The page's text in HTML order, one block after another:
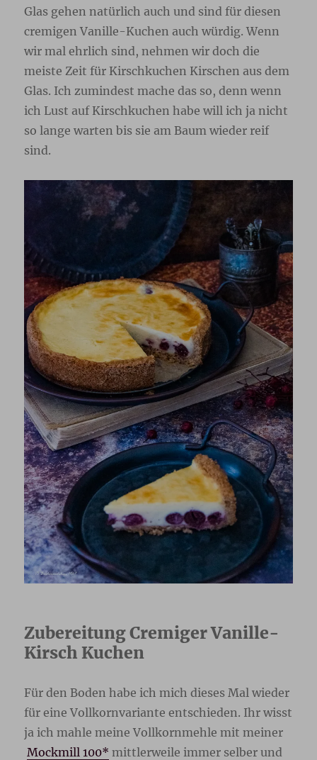
Glas gehen natürlich auch und sind für diesen
cremigen Vanille-Kuchen auch würdig. Wenn
wir mal ehrlich sind, nehmen wir doch die
meiste Zeit für Kirschkuchen Kirschen aus dem
Glas. Ich zumindest mache das so, denn wenn
ich Lust auf Kirschkuchen habe will ich ja nicht
so lange warten bis sie am Baum wieder reif
sind.
Zubereitung Cremiger Vanille-
Kirsch Kuchen
Für den Boden habe ich mich dieses Mal wieder
für eine Vollkornvariante entschieden. Ihr wisst
ja ich mahle meine Vollkornmehle mit meiner
Mockmill 100* mittlerweile immer selber und